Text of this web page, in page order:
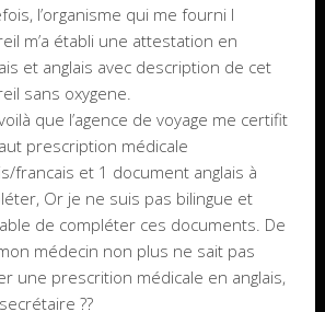
l’organisme qui me fourni l
m’a établi une attestation en
et anglais avec description de cet
sans oxygene.
que l’agence de voyage me certifit
prescription médicale
francais et 1 document anglais à
Or je ne suis pas bilingue et
de compléter ces documents. De
médecin non plus ne sait pas
une prescrition médicale en anglais,
??